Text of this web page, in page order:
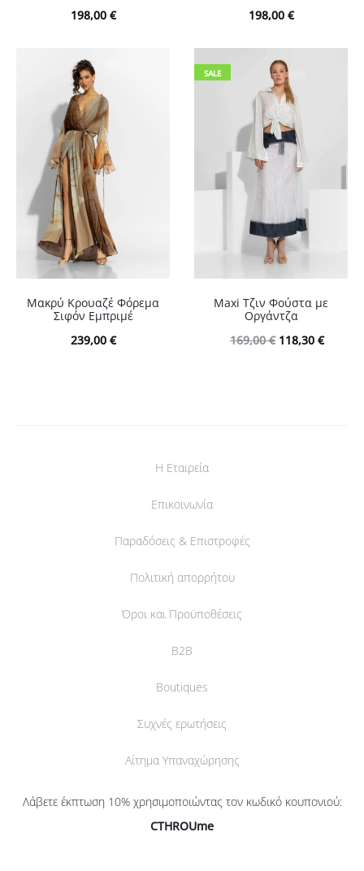
198,00 €
198,00 €
Μακρύ Κρουαζέ Φόρεμα
Σιφόν Εμπριμέ
239,00 €
SALE
Maxi Τζιν Φούστα με
Οργάντζα
169,00€ Original
118,30 €Η
Η Εταιρεία
Επικοινωνία
Παραδόσεις & Επιστροφές
Πολιτική απορρήτου
Όροι και Προϋποθέσεις
B2B
Boutiques
Συχνές ερωτήσεις
Αίτημα Υπαναχώρησης
Λάβετε έκπτωση 10% χρησιμοποιώντας τον κωδικό κουπονιού:
CTHROUme